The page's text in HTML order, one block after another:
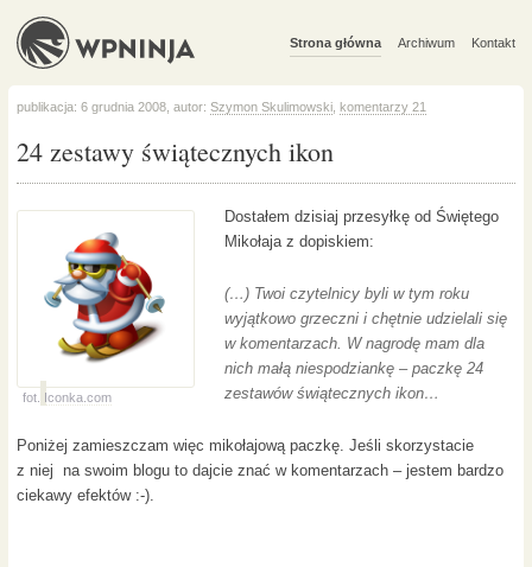
Strona główna Archiwum Kontakt
publikacja: 6 grudnia 2008, autor: Szymon Skulimowski, komentarzy 21
24 zestawy świątecznych ikon
fot. Iconka.com
Dostałem dzisiaj przesyłkę od Świętego
Mikołaja z dopiskiem:
(…) Twoi czytelnicy byli w tym roku
wyjątkowo grzeczni i chętnie udzielali się
w komentarzach. W nagrodę mam dla
nich małą niespodziankę – paczkę 24
zestawów świątecznych ikon…
Poniżej zamieszczam więc mikołajową paczkę. Jeśli skorzystacie
z niej na swoim blogu to dajcie znać w komentarzach – jestem bardzo
ciekawy efektów :-).